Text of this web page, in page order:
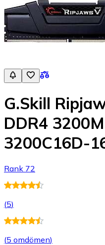
G.Skill
DDR4
3200C16D-
Rank 72
(5)
(5 omdömen)